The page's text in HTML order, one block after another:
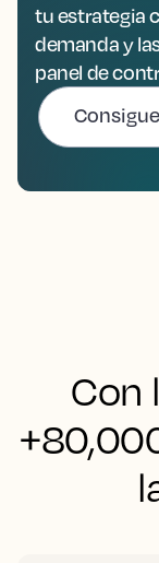
tu estrategia
demanda y
panel de
Con